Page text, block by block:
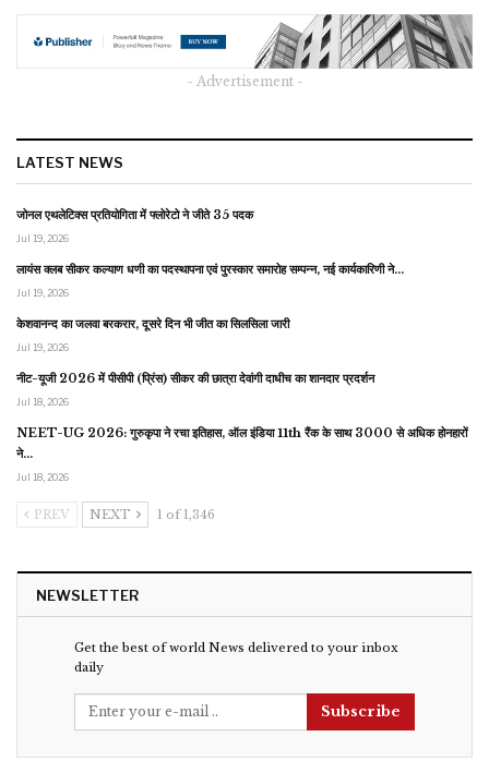
- Advertisement -
LATEST NEWS
जोनल एथलेटिक्स प्रतियोगिता में फ्लोरेटो ने जीते 35 पदक
Jul 19, 2026
लायंस क्लब सीकर कल्याण धणी का पदस्थापना एवं पुरस्कार समारोह सम्पन्न, नई कार्यकारिणी ने…
Jul 19, 2026
केशवानन्द का जलवा बरकरार, दूसरे दिन भी जीत का सिलसिला जारी
Jul 19, 2026
नीट-यूजी 2026 में पीसीपी (प्रिंस) सीकर की छात्रा देवांगी दाधीच का शानदार प्रदर्शन
Jul 18, 2026
NEET-UG 2026: गुरुकृपा ने रचा इतिहास, ऑल इंडिया 11th रैंक के साथ 3000 से अधिक होनहारों
ने…
Jul 18, 2026
PREV NEXT 1 of 1,346
NEWSLETTER
Get the best of world News delivered to your inbox
daily
Subscribe